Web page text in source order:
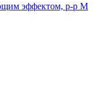
эффектом, р-р M